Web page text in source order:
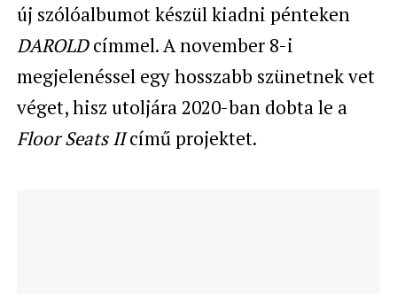
új szólóalbumot készül kiadni pénteken
DAROLDcímmel. A november 8-i
megjelenéssel egy hosszabb szünetnek vet
véget, hisz utoljára 2020-ban dobta le a
Floor Seats IIcímű projektet.